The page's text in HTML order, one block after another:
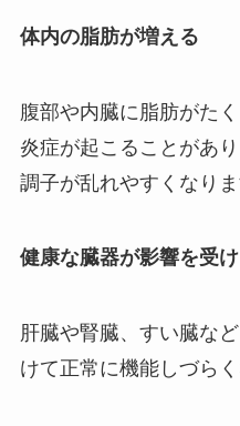
体内の脂肪が増える
腹部や内臓に脂肪がた
炎症が起こることがあ
調子が乱れやすくなりま
健康な臓器が影響を受
肝臓や腎臓、すい臓な
けて正常に機能しづらく